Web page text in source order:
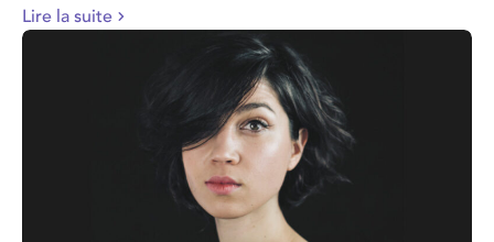
Lire la suite